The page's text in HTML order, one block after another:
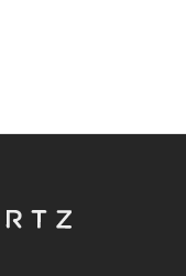
2018.03